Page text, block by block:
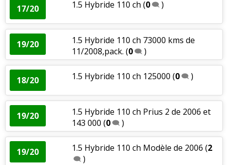
17/20 1.5 Hybride 110 ch (0 )
19/20
1.5 Hybride 110 ch 73000 kms de
11/2008,pack. (0 )
18/20 1.5 Hybride 110 ch 125000 (0 )
19/20
1.5 Hybride 110 ch Prius 2 de 2006 et
143 000 (0 )
19/20 1.5 Hybride 110 ch Modèle de 2006 (2
)